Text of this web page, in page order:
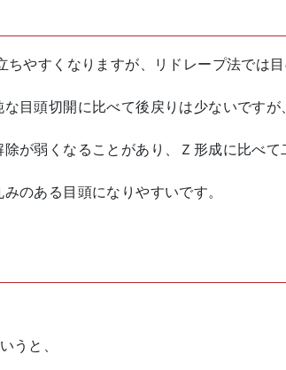
ちやすくなりますが、リドレープ法では
目頭切開に比べて後戻りは少ないです
が弱くなることがあり、Ｚ形成に比べ
のある目頭になりやすいです。
うと、